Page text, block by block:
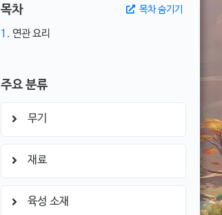
목차 숨기기
목차
1. 연관 요리
주요 분류
무기
재료
육성 소재